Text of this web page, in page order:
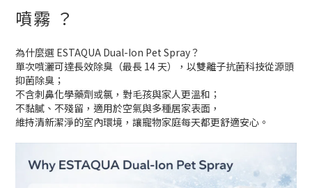
噴霧 ？
為什麼選 ESTAQUA Dual-Ion Pet Spray？
單次噴灑可達長效除臭（最長 14 天），以雙離子抗菌科技從源頭
抑菌除臭；
不含刺鼻化學藥劑或氯，對毛孩與家人更溫和；
不黏膩、不殘留，適用於空氣與多種居家表面，
維持清新潔淨的室內環境，讓寵物家庭每天都更舒適安心。